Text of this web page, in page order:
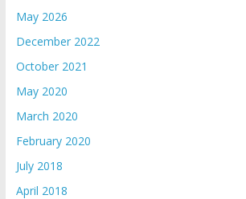
May 2026
December 2022
October 2021
May 2020
March 2020
February 2020
July 2018
April 2018